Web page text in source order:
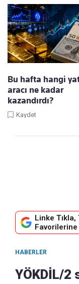
Bu hafta hangi
aracı ne kadar
kazandırdı?
Kaydet
Linke
Favorilerine
HABERLER
YÖKDİL/2